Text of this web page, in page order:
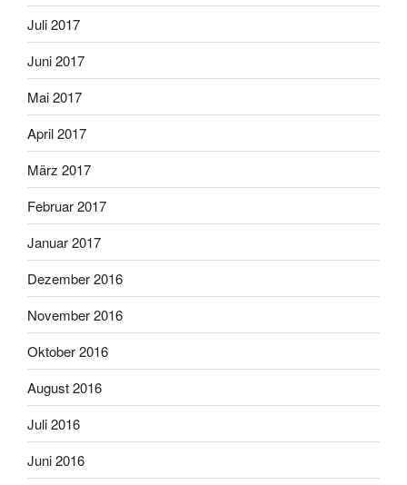
Juli 2017
Juni 2017
Mai 2017
April 2017
März 2017
Februar 2017
Januar 2017
Dezember 2016
November 2016
Oktober 2016
August 2016
Juli 2016
Juni 2016